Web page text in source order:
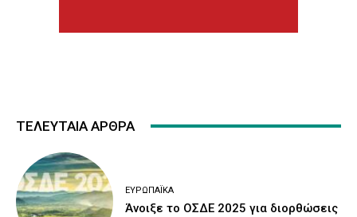
ΤΕΛΕΥΤΑΙΑ ΑΡΘΡΑ
ΕΥΡΩΠΑΪΚΆ
Άνοιξε το ΟΣΔΕ 2025 για διορθώσεις